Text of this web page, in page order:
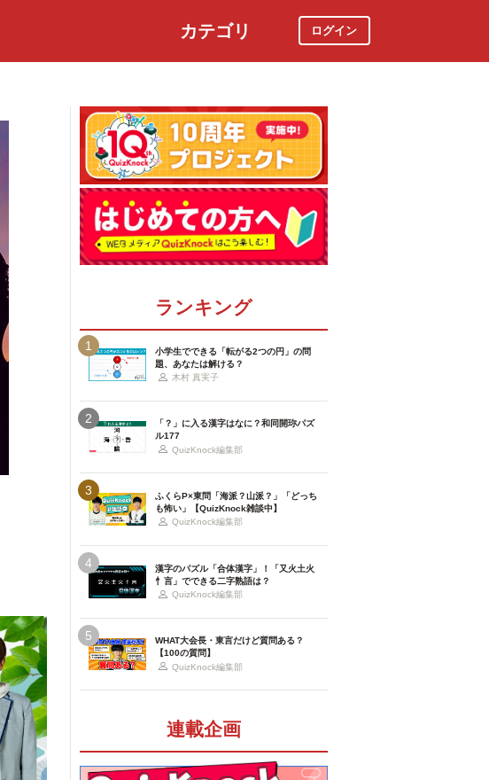
カテゴリ ログイン
ランキング
1
小学生でできる「転がる2つの円」の問
題、あなたは解ける？
木村 真実子
2
「？」に入る漢字はなに？和同開珎パズ
ル177
QuizKnock編集部
3
ふくらP×東問「海派？山派？」「どっち
も怖い」【QuizKnock雑談中】
QuizKnock編集部
4
漢字のパズル「合体漢字」！「又火土火
忄言」でできる二字熟語は？
QuizKnock編集部
5
WHAT大会長・東言だけど質問ある？
【100の質問】
QuizKnock編集部
連載企画